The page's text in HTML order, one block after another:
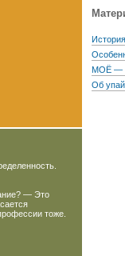
— Это
тоже.
МОЁ —
Об